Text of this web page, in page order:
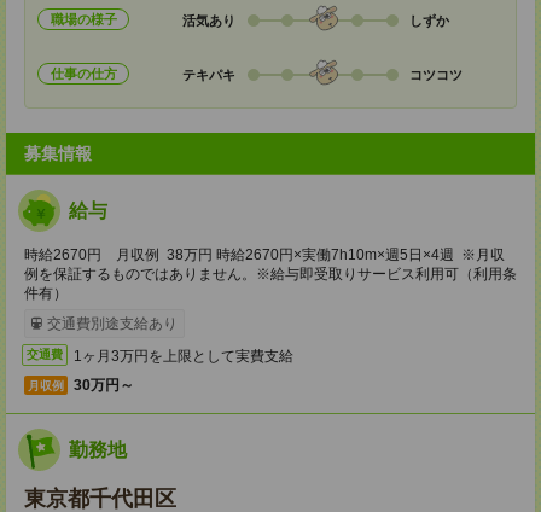
職場の様子 活気あり しずか
仕事の仕方 テキパキ コツコツ
募集情報
給与
時給2670円 月収例 38万円 時給2670円×実働7h10m×週5日×4週 ※月収
例を保証するものではありません。※給与即受取りサービス利用可（利用条
件有）
交通費別途支給あり
交通費 1ヶ月3万円を上限として実費支給
月収例 30万円～
勤務地
東京都千代田区